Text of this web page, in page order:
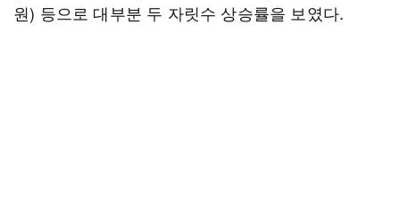
원) 등으로 대부분 두 자릿수 상승률을 보였다.